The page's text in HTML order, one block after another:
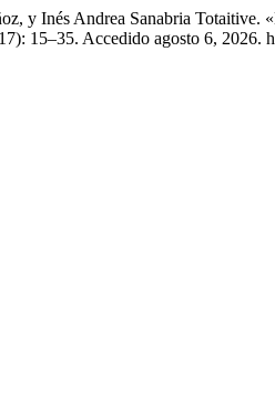
y Inés Andrea Sanabria
15–35. Accedido agosto 6, 2026.